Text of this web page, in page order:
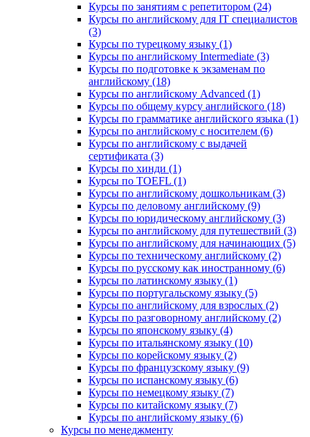
Курсы по занятиям с репетитором (24)
Курсы по английскому для IT специалистов
(3)
Курсы по турецкому языку (1)
Курсы по английскому Intermediate (3)
Курсы по подготовке к экзаменам по
английскому (18)
Курсы по английскому Advanced (1)
Курсы по общему курсу английского (18)
Курсы по грамматике английского языка (1)
Курсы по английскому с носителем (6)
Курсы по английскому с выдачей
сертификата (3)
Курсы по хинди (1)
Курсы по TOEFL (1)
Курсы по английскому дошкольникам (3)
Курсы по деловому английскому (9)
Курсы по юридическому английскому (3)
Курсы по английскому для путешествий (3)
Курсы по английскому для начинающих (5)
Курсы по техническому английскому (2)
Курсы по русскому как иностранному (6)
Курсы по латинскому языку (1)
Курсы по португальскому языку (5)
Курсы по английскому для взрослых (2)
Курсы по разговорному английскому (2)
Курсы по японскому языку (4)
Курсы по итальянскому языку (10)
Курсы по корейскому языку (2)
Курсы по французскому языку (9)
Курсы по испанскому языку (6)
Курсы по немецкому языку (7)
Курсы по китайскому языку (7)
Курсы по английскому языку (6)
Курсы по менеджменту